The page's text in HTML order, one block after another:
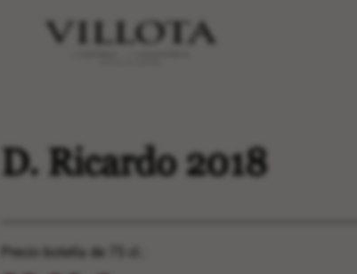
D. Ricardo 2018
Precio botella de 75 cl.: